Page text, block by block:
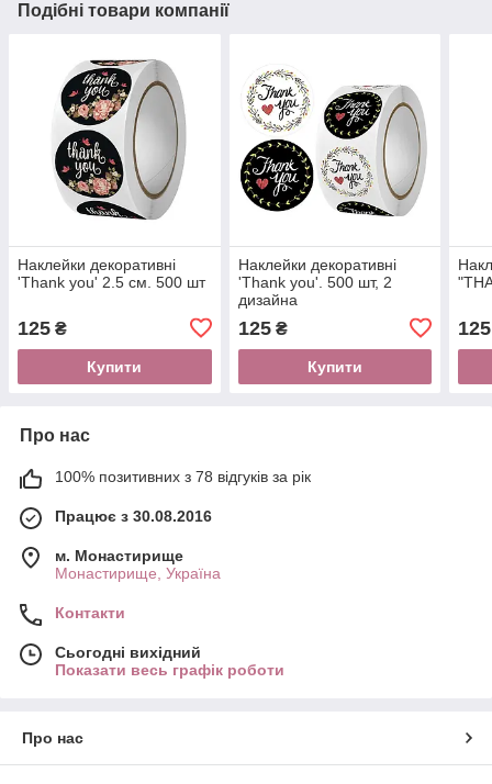
Подібні товари компанії
Наклейки декоративні
'Thank you' 2.5 см. 500 шт
125 ₴
Купити
Наклейки декоративні
'Thank you'. 500 шт, 2
дизайна
125₴
Купити
125
Про нас
100% позитивних з 78 відгуків за рік
Працює з 30.08.2016
м. Монастирище
Монастирище, Україна
Контакти
Сьогодні вихідний
Показати весь графік роботи
Про нас